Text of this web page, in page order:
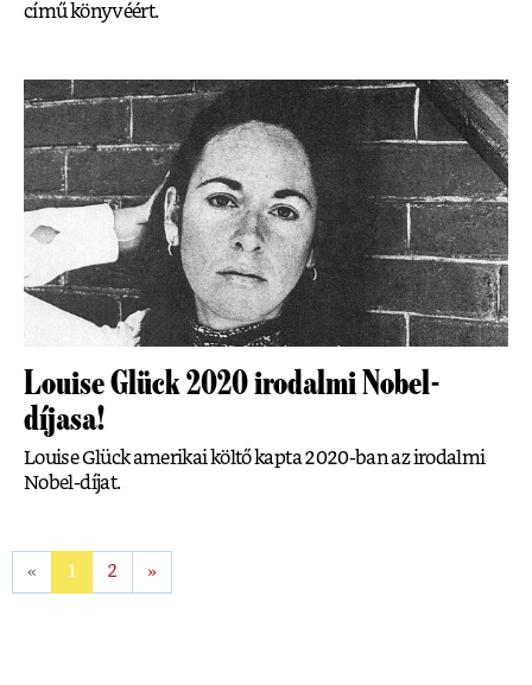
című könyvéért.
Louise Glück 2020 irodalmi Nobel-
díjasa!
Louise Glück amerikai költő kapta 2020-ban az irodalmi
Nobel-díjat.
« 1 2 »